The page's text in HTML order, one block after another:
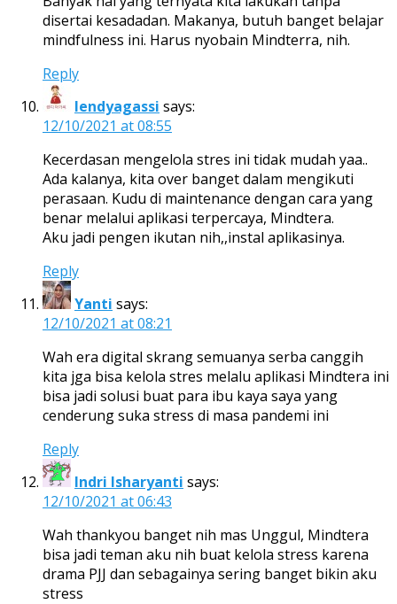
disertai kesadadan. Makanya, butuh banget belajar
mindfulness ini. Harus nyobain Mindterra, nih.
Reply
lendyagassi says:
12/10/2021 at 08:55
Kecerdasan mengelola stres ini tidak mudah yaa..
Ada kalanya, kita over banget dalam mengikuti
perasaan. Kudu di maintenance dengan cara yang
benar melalui aplikasi terpercaya, Mindtera.
Aku jadi pengen ikutan nih,,instal aplikasinya.
Reply
Yanti says:
12/10/2021 at 08:21
Wah era digital skrang semuanya serba canggih
kita jga bisa kelola stres melalu aplikasi Mindtera ini
bisa jadi solusi buat para ibu kaya saya yang
cenderung suka stress di masa pandemi ini
Reply
Indri Isharyanti says:
12/10/2021 at 06:43
Wah thankyou banget nih mas Unggul, Mindtera
bisa jadi teman aku nih buat kelola stress karena
drama PJJ dan sebagainya sering banget bikin aku
stress